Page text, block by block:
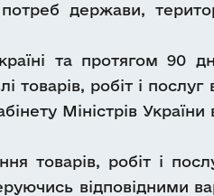
держави,
та протягом 90
товарів, робіт і
Міністрів України
робіт і
відповідними